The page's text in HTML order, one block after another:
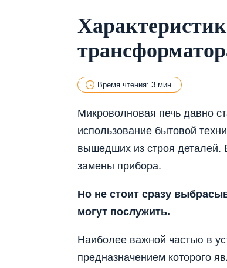
Время чтения: 3 мин.
Микроволновая печь давно
использование бытовой
вышедших из строя деталей.
замены прибора.
Но не стоит сразу
могут послужить.
Наиболее важной частью в
предназначением которого